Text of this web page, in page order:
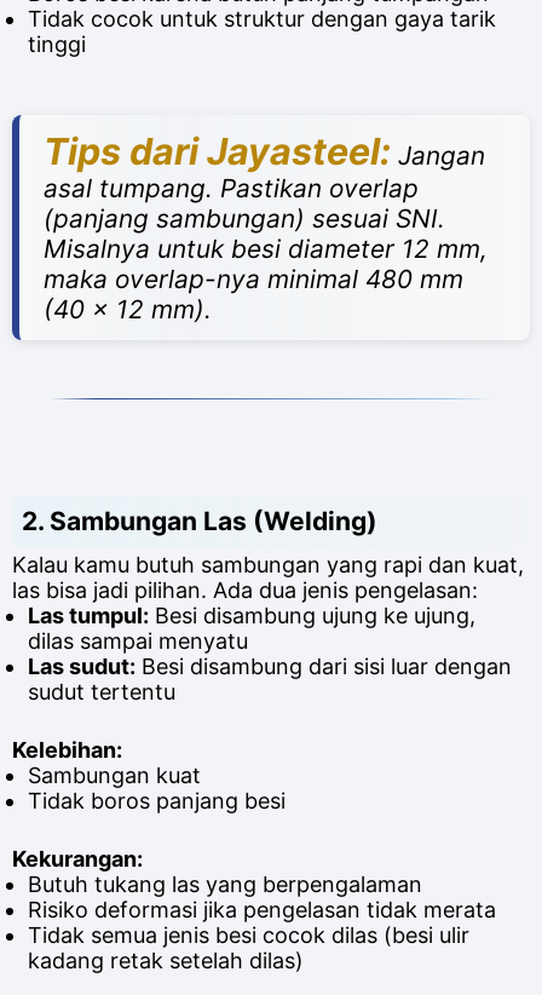
Tidak cocok untuk struktur dengan gaya tarik
tinggi
Tips dari Jayasteel: Jangan
asal tumpang. Pastikan overlap
(panjang sambungan) sesuai SNI.
Misalnya untuk besi diameter 12 mm,
maka overlap-nya minimal 480 mm
(40 x 12 mm).
2. Sambungan Las (Welding)
Kalau kamu butuh sambungan yang rapi dan kuat,
las bisa jadi pilihan. Ada dua jenis pengelasan:
Las tumpul: Besi disambung ujung ke ujung,
dilas sampai menyatu
Las sudut: Besi disambung dari sisi luar dengan
sudut tertentu
Kelebihan:
Sambungan kuat
Tidak boros panjang besi
Kekurangan:
Butuh tukang las yang berpengalaman
Risiko deformasi jika pengelasan tidak merata
Tidak semua jenis besi cocok dilas (besi ulir
kadang retak setelah dilas)